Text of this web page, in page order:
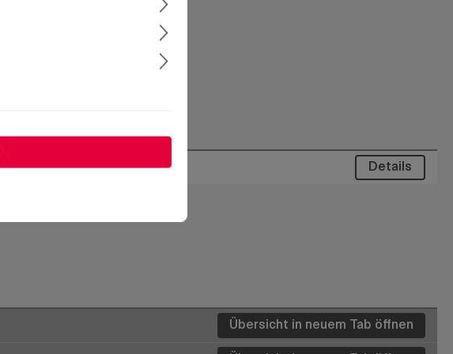
Details
Übersicht in neuem Tab öffnen